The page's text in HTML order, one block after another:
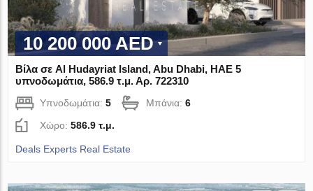
10 200 000 AED
Βίλα σε Al Hudayriat Island, Abu Dhabi, ΗΑΕ 5
υπνοδωμάτια, 586.9 τ.μ. Αρ. 722310
Υπνοδωμάτια:5 Μπάνια:6
Χώρο:586.9 τ.μ.
Deals Experts Real Estate